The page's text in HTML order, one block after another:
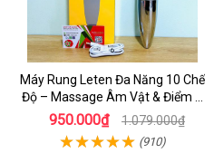
Máy Rung Leten Đa Năng 10 Chế
Độ – Massage Âm Vật & Điểm G
Cực Phê Cho Nữ
950.000₫ 1.079.000₫
(910)